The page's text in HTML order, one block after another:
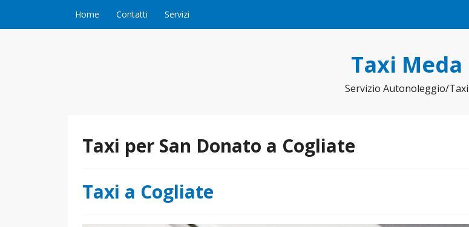
Home Contatti Servizi
Taxi Meda
Servizio Autonoleggio/Taxi
Taxi per San Donato a Cogliate
Taxi a Cogliate